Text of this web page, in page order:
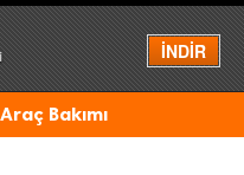
İNDİR
Menü
Bakımı